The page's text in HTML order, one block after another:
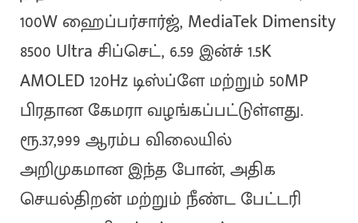
100W ஹைப்பர்சார்ஜ், MediaTek Dimensity
8500 Ultra சிப்செட், 6.59 இன்ச் 1.5K
AMOLED 120Hz டிஸ்ப்ளே மற்றும் 50MP
பிரதான கேமரா வழங்கப்பட்டுள்ளது.
ரூ.37,999 ஆரம்ப விலையில்
அறிமுகமான இந்த போன், அதிக
செயல்திறன் மற்றும் நீண்ட பேட்டரி